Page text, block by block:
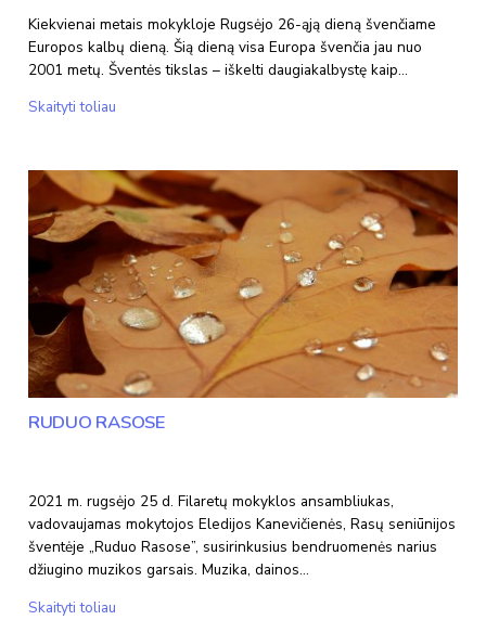
Kiekvienai metais mokykloje Rugsėjo 26-ąją dieną švenčiame
Europos kalbų dieną. Šią dieną visa Europa švenčia jau nuo
2001 metų. Šventės tikslas – iškelti daugiakalbystę kaip…
Skaityti toliau
RUDUO RASOSE
2021 m. rugsėjo 25 d. Filaretų mokyklos ansambliukas,
vadovaujamas mokytojos Eledijos Kanevičienės, Rasų seniūnijos
šventėje „Ruduo Rasose”, susirinkusius bendruomenės narius
džiugino muzikos garsais. Muzika, dainos…
Skaityti toliau